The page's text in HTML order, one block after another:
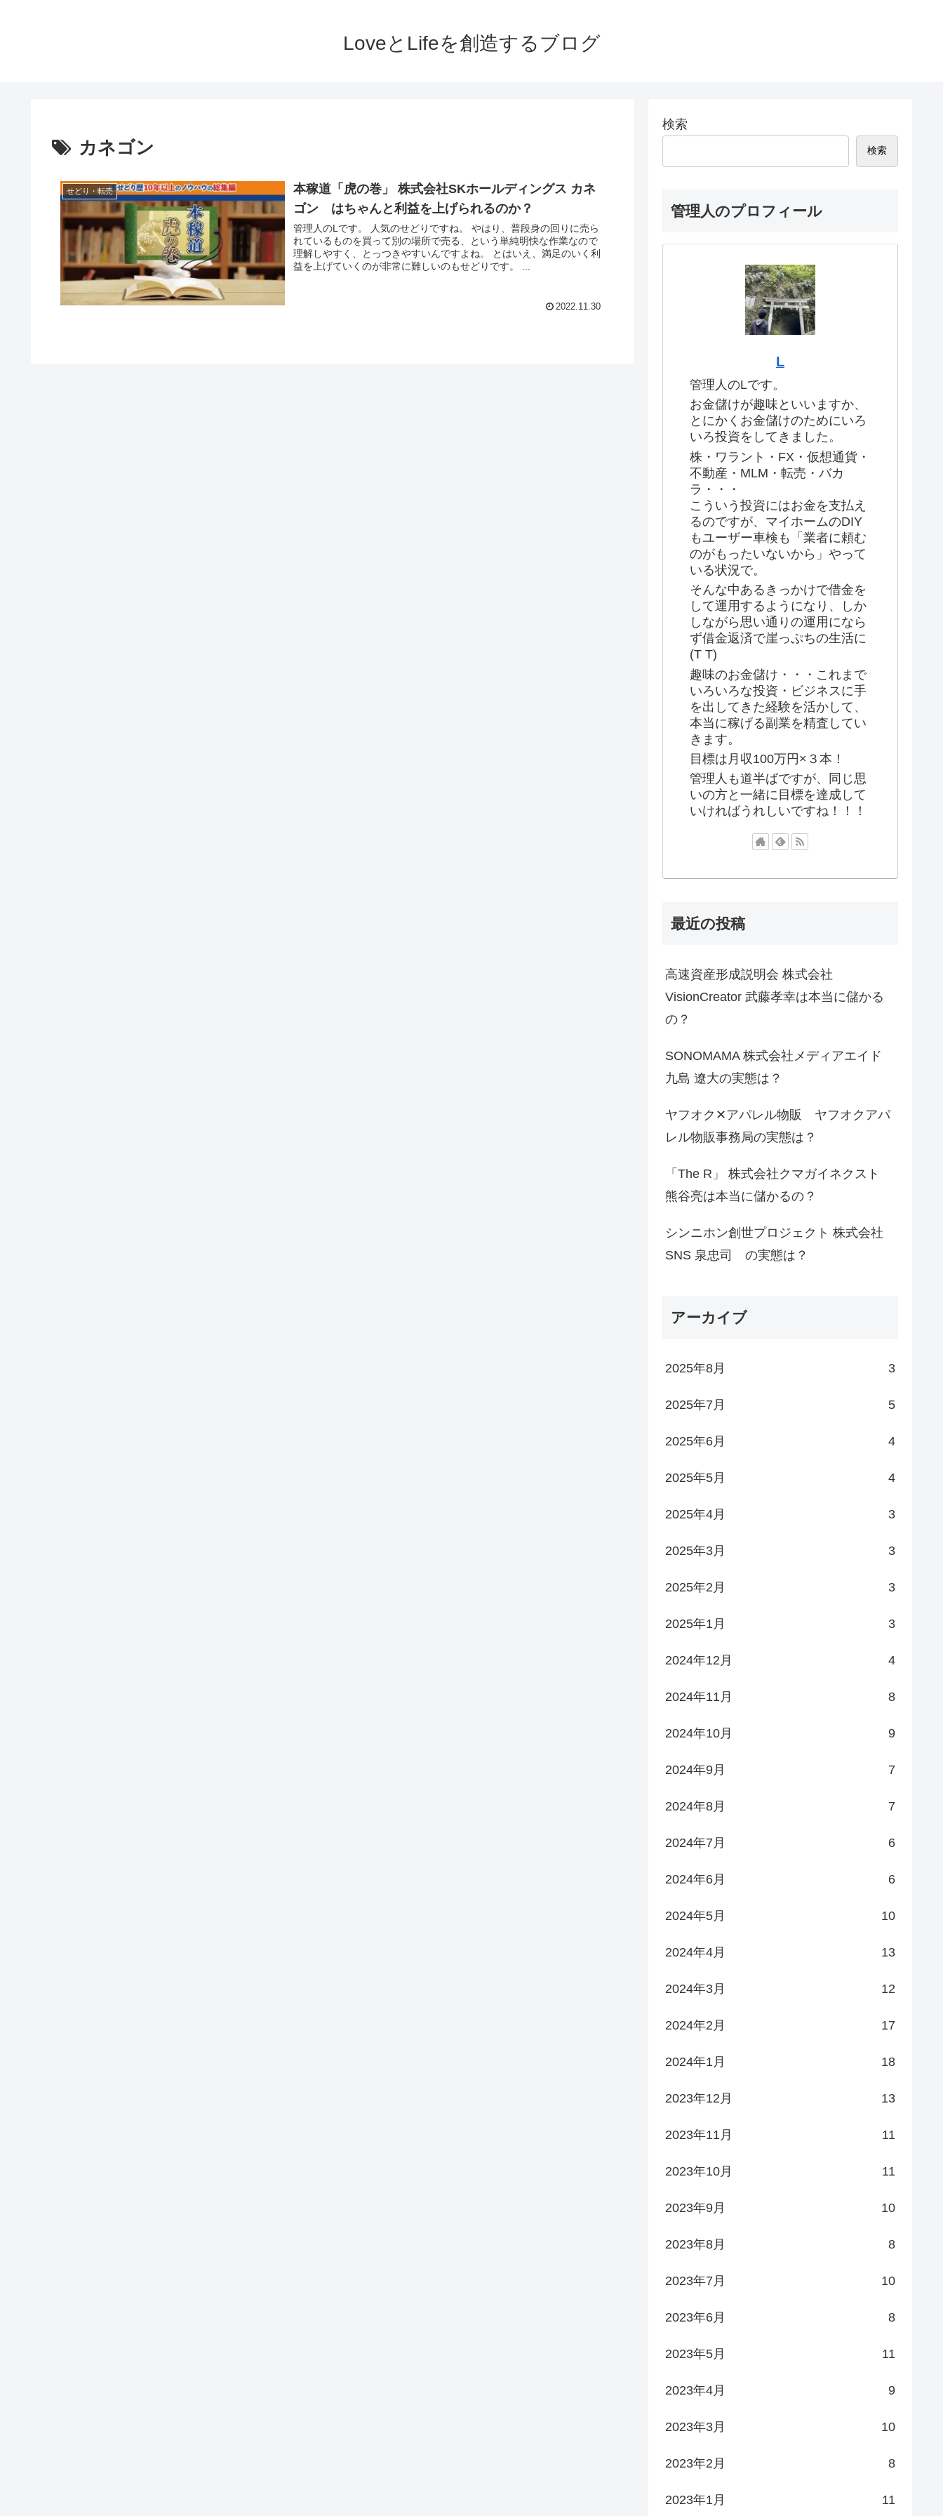
LoveとLifeを創造するブログ
カネゴン
せどり・転売
本稼道「虎の巻」 株式会社SKホールディングス カネ
ゴン はちゃんと利益を上げられるのか？
管理人のLです。 人気のせどりですね。 やはり、普段身の回りに売ら
れているものを買って別の場所で売る、という単純明快な作業なので
理解しやすく、とっつきやすいんですよね。 とはいえ、満足のいく利
益を上げていくのが非常に難しいのもせどりです。 ...
2022.11.30
検索
検索
管理人のプロフィール
L
管理人のLです。
お金儲けが趣味といいますか、
とにかくお金儲けのためにいろ
いろ投資をしてきました。
株・ワラント・FX・仮想通貨・
不動産・MLM・転売・バカ
ラ・・・
こういう投資にはお金を支払え
るのですが、マイホームのDIY
もユーザー車検も「業者に頼む
のがもったいないから」やって
いる状況で。
そんな中あるきっかけで借金を
して運用するようになり、しか
しながら思い通りの運用になら
ず借金返済で崖っぷちの生活に
(T T)
趣味のお金儲け・・・これまで
いろいろな投資・ビジネスに手
を出してきた経験を活かして、
本当に稼げる副業を精査してい
きます。
目標は月収100万円×３本！
管理人も道半ばですが、同じ思
いの方と一緒に目標を達成して
いければうれしいですね！！！
最近の投稿
高速資産形成説明会 株式会社
VisionCreator 武藤孝幸は本当に儲かる
の？
SONOMAMA 株式会社メディアエイド
九島 遼大の実態は？
ヤフオク✕アパレル物販 ヤフオクアパ
レル物販事務局の実態は？
「The R」 株式会社クマガイネクスト
熊谷亮は本当に儲かるの？
シンニホン創世プロジェクト 株式会社
SNS 泉忠司 の実態は？
アーカイブ
2025年8月 3
2025年7月 5
2025年6月 4
2025年5月 4
2025年4月 3
2025年3月 3
2025年2月 3
2025年1月 3
2024年12月 4
2024年11月 8
2024年10月 9
2024年9月 7
2024年8月 7
2024年7月 6
2024年6月 6
2024年5月 10
2024年4月 13
2024年3月 12
2024年2月 17
2024年1月 18
2023年12月 13
2023年11月 11
2023年10月 11
2023年9月 10
2023年8月 8
2023年7月 10
2023年6月 8
2023年5月 11
2023年4月 9
2023年3月 10
2023年2月 8
2023年1月 11